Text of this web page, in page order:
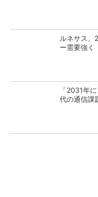
ルネサス
ー需要強く
「2031年
代の通信課